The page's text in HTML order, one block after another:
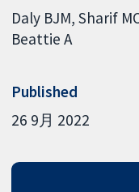
Daly BJM Sharif
Beattie A
Published
26 9月 2022